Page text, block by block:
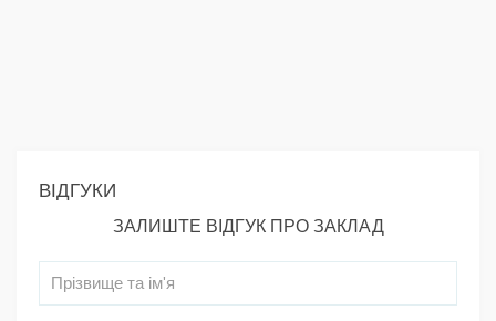
ВІДГУКИ
ЗАЛИШТЕ ВІДГУК ПРО ЗАКЛАД